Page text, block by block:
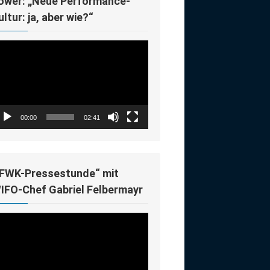
ja, aber wie?“
00:00 02:41
Pressestunde“ mit
Chef Gabriel Felbermayr